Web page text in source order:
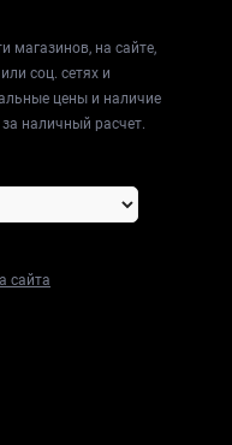
магазинов, на сайте,
соц. сетях и
цены и наличие
наличный расчет.
сайта